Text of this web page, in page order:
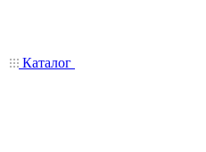
Каталог